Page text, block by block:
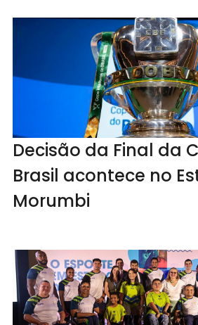
Decisão da Final da
Brasil acontece no
Morumbi